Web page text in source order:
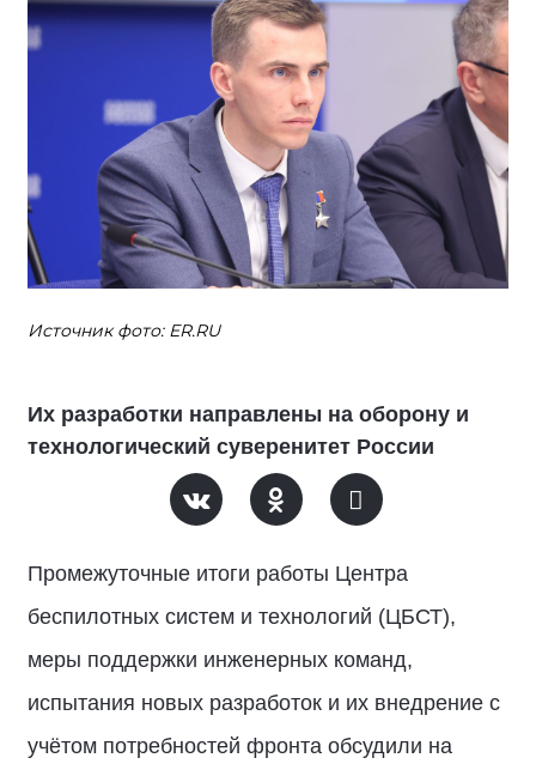
Источник фото: ER.RU
Их разработки направлены на оборону и
технологический суверенитет России
Промежуточные итоги работы Центра
беспилотных систем и технологий (ЦБСТ),
меры поддержки инженерных команд,
испытания новых разработок и их внедрение с
учётом потребностей фронта обсудили на